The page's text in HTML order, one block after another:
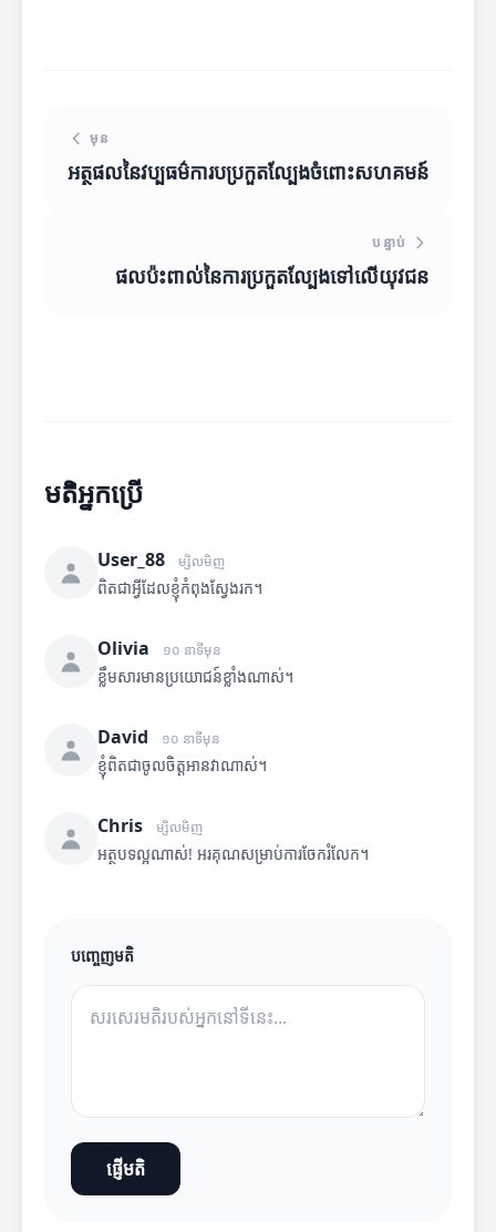
មុន
អត្ថផលនៃវប្បធម៌ការបប្រកួតល្បែងចំពោះសហគមន៍
បន្ទាប់
ផលប៉ះពាល់នៃការប្រកួតល្បែងទៅលើយុវជន
មតិអ្នកប្រើ
User_88 ម្សិលមិញ
ពិតជាអ្វីដែលខ្ញុំកំពុងស្វែងរក។
Olivia ១០ នាទីមុន
ខ្លឹមសារមានប្រយោជន៍ខ្លាំងណាស់។
David ១០ នាទីមុន
ខ្ញុំពិតជាចូលចិត្តអានវាណាស់។
Chris ម្សិលមិញ
អត្ថបទល្អណាស់! អរគុណសម្រាប់ការចែករំលែក។
បញ្ចេញមតិ
ផ្ញើមតិ